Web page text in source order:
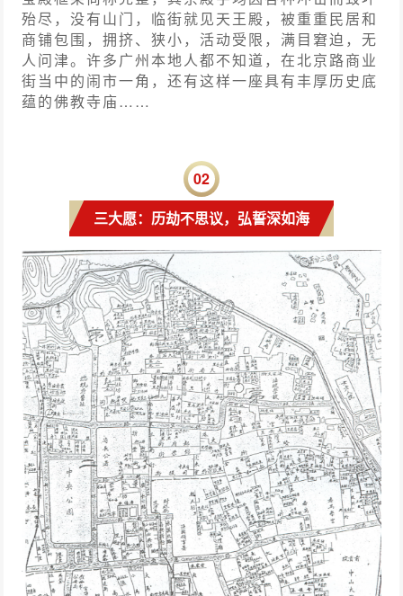
殆尽，没有山门，临街就见天王殿，被重重民居和
商铺包围，拥挤、狭小，活动受限，满目窘迫，无
人问津。许多广州本地人都不知道，在北京路商业
街当中的闹市一角，还有这样一座具有丰厚历史底
蕴的佛教寺庙……
02
三大愿：历劫不思议，弘誓深如海